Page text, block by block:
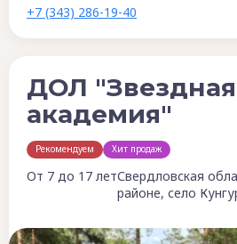
+7 (343) 286-19-40
ДОЛ "Звездная
академия"
Рекомендуем Хит продаж
От 7 до 17 летСвердловская
районе, село